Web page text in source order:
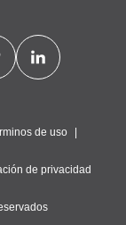
de uso
de privacidad